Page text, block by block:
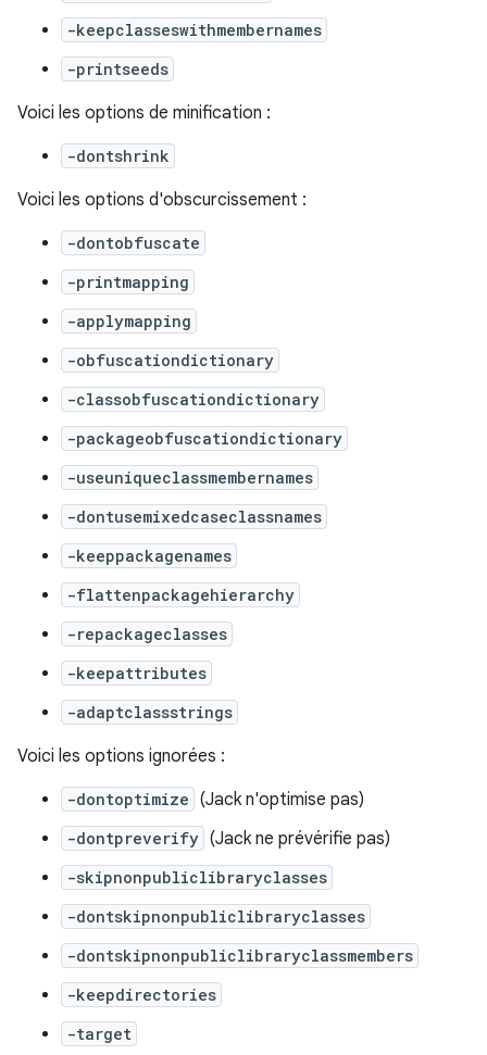
-keepclasseswithmembernames
-printseeds
Voici les options de minification :
-dontshrink
Voici les options d'obscurcissement :
-dontobfuscate
-printmapping
-applymapping
-obfuscationdictionary
-classobfuscationdictionary
-packageobfuscationdictionary
-useuniqueclassmembernames
-dontusemixedcaseclassnames
-keeppackagenames
-flattenpackagehierarchy
-repackageclasses
-keepattributes
-adaptclassstrings
Voici les options ignorées :
-dontoptimize (Jack n'optimise pas)
-dontpreverify (Jack ne prévérifie pas)
-skipnonpubliclibraryclasses
-dontskipnonpubliclibraryclasses
-dontskipnonpubliclibraryclassmembers
-keepdirectories
-target